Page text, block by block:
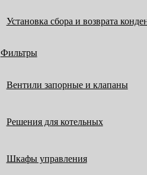
Установка сбора и возврата
Фильтры
Вентили запорные и клапаны
Решения для котельных
Шкафы управления